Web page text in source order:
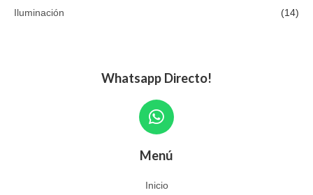
Iluminación (14)
Whatsapp Directo!
W
h
t
s
Menú
Inicio